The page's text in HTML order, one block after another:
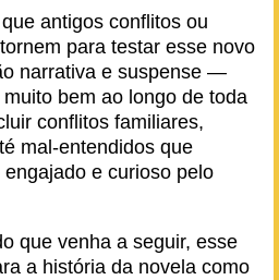
antigos conflitos ou
para testar esse novo
narrativa e suspense —
bem ao longo de toda
conflitos familiares,
mal-entendidos que
e curioso pelo
que venha a seguir, esse
a história da novela como